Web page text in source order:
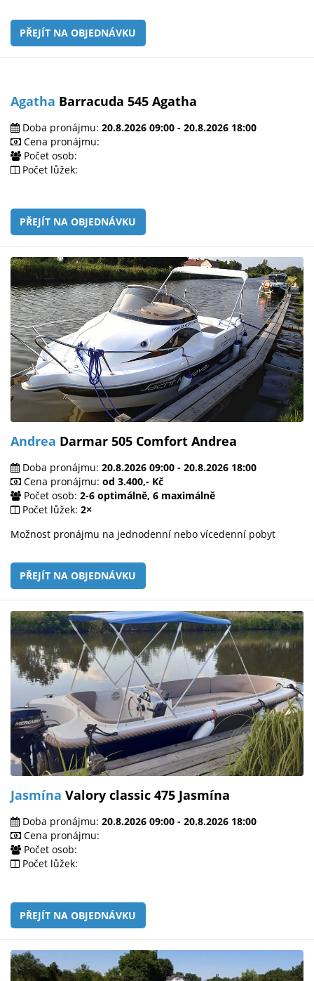
PŘEJÍT NA OBJEDNÁVKU
Agatha Barracuda 545 Agatha
Doba pronájmu: 20.8.2026 09:00 - 20.8.2026 18:00
Cena pronájmu:
Počet osob:
Počet lůžek:
PŘEJÍT NA OBJEDNÁVKU
Andrea Darmar 505 Comfort Andrea
Doba pronájmu: 20.8.2026 09:00 - 20.8.2026 18:00
Cena pronájmu: od 3.400,- Kč
Počet osob: 2-6 optimálně, 6 maximálně
Počet lůžek: 2×
Možnost pronájmu na jednodenní nebo vícedenní pobyt
PŘEJÍT NA OBJEDNÁVKU
Jasmína Valory classic 475 Jasmína
Doba pronájmu: 20.8.2026 09:00 - 20.8.2026 18:00
Cena pronájmu:
Počet osob:
Počet lůžek:
PŘEJÍT NA OBJEDNÁVKU